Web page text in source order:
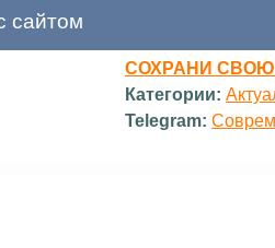
сайтом
СОХРАНИ СВОЮ
Категории:
Telegram: